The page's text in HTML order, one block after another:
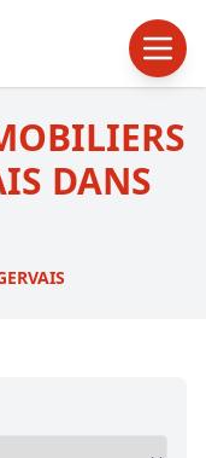
DANS